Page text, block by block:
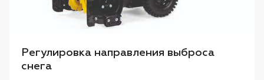
Регулировка направления выброса
снега